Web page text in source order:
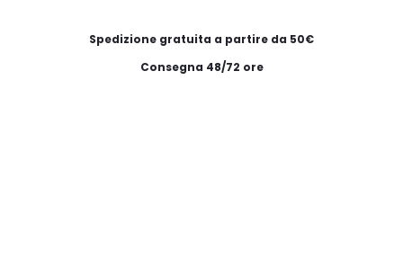
Spedizione gratuita a partire da 50€
Consegna 48/72 ore